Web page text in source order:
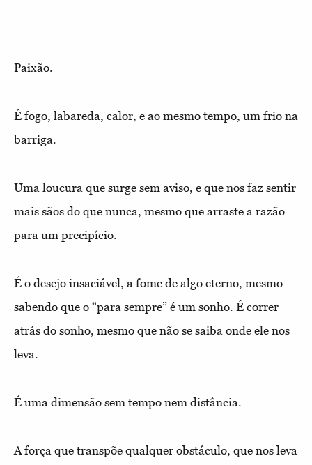
Paixão.
É fogo, labareda, calor, e ao mesmo tempo, um frio na
barriga.
Uma loucura que surge sem aviso, e que nos faz sentir
mais sãos do que nunca, mesmo que arraste a razão
para um precipício.
É o desejo insaciável, a fome de algo eterno, mesmo
sabendo que o “para sempre” é um sonho. É correr
atrás do sonho, mesmo que não se saiba onde ele nos
leva.
É uma dimensão sem tempo nem distância.
A força que transpõe qualquer obstáculo, que nos leva